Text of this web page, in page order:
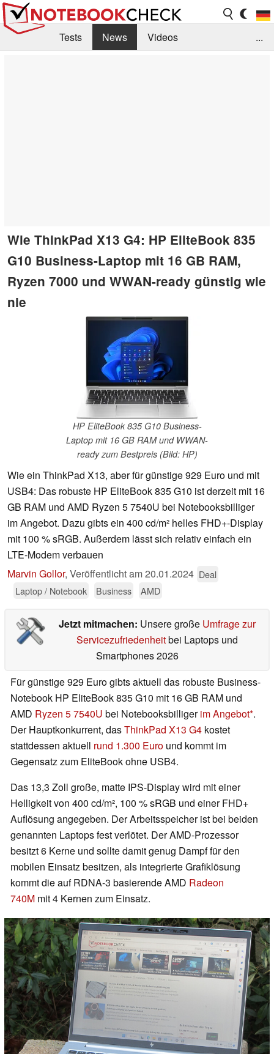
Tests News
Videos
...
Wie ThinkPad X13 G4: HP EliteBook 835
G10 Business-Laptop mit 16 GB RAM,
Ryzen 7000 und WWAN-ready günstig wie
nie
HP EliteBook 835 G10 Business-
Laptop mit 16 GB RAM und WWAN-
ready zum Bestpreis (Bild: HP)
Wie ein ThinkPad X13, aber für günstige 929 Euro und mit
USB4: Das robuste HP EliteBook 835 G10 ist derzeit mit 16
GB RAM und AMD Ryzen 5 7540U bei Notebooksbilliger
im Angebot. Dazu gibts ein 400 cd/m² helles FHD+-Display
mit 100 % sRGB. Außerdem lässt sich relativ einfach ein
LTE-Modem verbauen
Marvin Gollor, Veröffentlicht am20.01.2024 Deal
Laptop / Notebook
Business AMD
Jetzt mitmachen: Unsere große Umfrage zur
Servicezufriedenheitbei Laptops und
Smartphones 2026
Für günstige 929 Euro gibts aktuell das robuste Business-
Notebook HP EliteBook 835 G10 mit 16 GB RAM und
AMD Ryzen 5 7540U bei Notebooksbilligerim Angebot .
Der Hauptkonkurrent, dasThinkPad X13 G4 kostet
stattdessen aktuell rund 1.300 Euro und kommt im
Gegensatz zum EliteBook ohne USB4.
Das 13,3 Zoll große, matte IPS-Display wird mit einer
Helligkeit von 400 cd/m², 100 % sRGB und einer FHD+
Auflösung angegeben. Der Arbeitsspeicher ist bei beiden
genannten Laptops fest verlötet. Der AMD-Prozessor
besitzt 6 Kerne und sollte damit genug Dampf für den
mobilen Einsatz besitzen, als integrierte Grafiklösung
kommt die auf RDNA-3 basierende AMD Radeon
740M mit 4 Kernen zum Einsatz.